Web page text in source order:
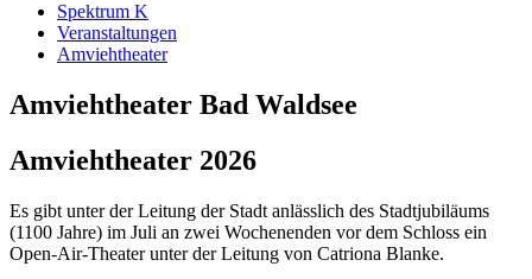
Spektrum K
Veranstaltungen
Amviehtheater
Amviehtheater Bad Waldsee
Amviehtheater 2026
Es gibt unter der Leitung der Stadt anlässlich des Stadtjubiläums
(1100 Jahre) im Juli an zwei Wochenenden vor dem Schloss ein
Open-Air-Theater unter der Leitung von Catriona Blanke.